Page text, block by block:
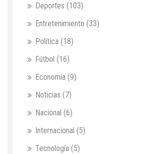
Deportes (103)
Entretenimiento (33)
Política (18)
Fútbol (16)
Economía (9)
Noticias (7)
Nacional (6)
Internacional (5)
Tecnología (5)